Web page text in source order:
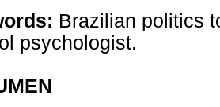
Brazilian politics
psychologist.